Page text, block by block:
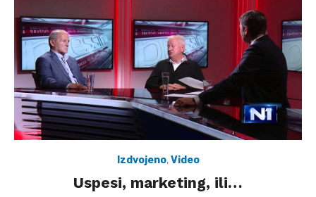
Izdvojeno,Video
Uspesi, marketing, ili…